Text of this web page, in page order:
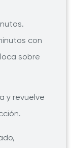
con
sobre
y revuelve